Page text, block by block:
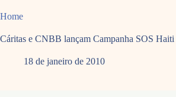
Home
Cáritas e CNBB lançam Campanha SOS Haiti
18 de janeiro de 2010